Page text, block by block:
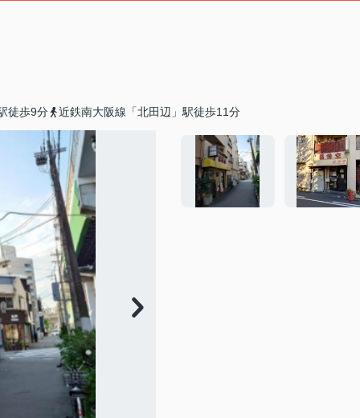
徒歩9分 近鉄南大阪線「北田辺」駅徒歩11分